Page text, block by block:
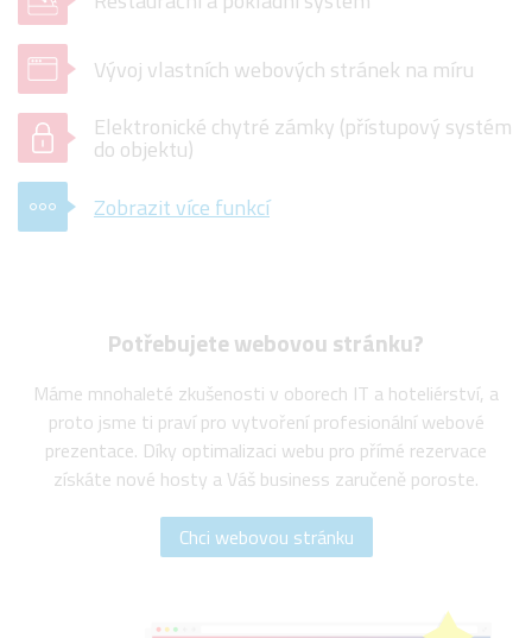
Vývoj vlastních webových stránek na míru
Elektronické chytré zámky (přístupový systém
do objektu)
Zobrazit více funkcí
Potřebujete webovou stránku?
Máme mnohaleté zkušenosti v oborech IT a hoteliérství, a
proto jsme ti praví pro vytvoření profesionální webové
prezentace. Díky optimalizaci webu pro přímé rezervace
získáte nové hosty a Váš business zaručeně poroste.
Chci webovou stránku